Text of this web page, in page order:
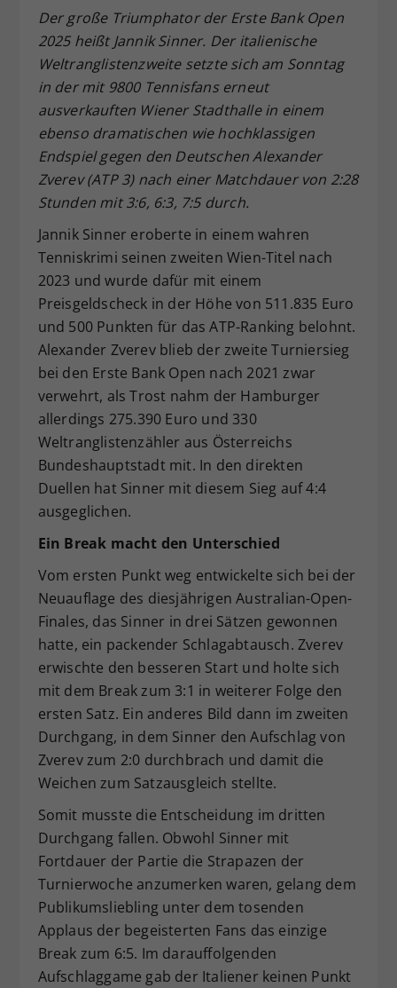
Der große Triumphator der Erste Bank Open
2025 heißt Jannik Sinner. Der italienische
Weltranglistenzweite setzte sich am Sonntag
in der mit 9800 Tennisfans erneut
ausverkauften Wiener Stadthalle in einem
ebenso dramatischen wie hochklassigen
Endspiel gegen den Deutschen Alexander
Zverev (ATP 3) nach einer Matchdauer von 2:28
Stunden mit 3:6, 6:3, 7:5 durch.
Jannik Sinner eroberte in einem wahren
Tenniskrimi seinen zweiten Wien-Titel nach
2023 und wurde dafür mit einem
Preisgeldscheck in der Höhe von 511.835 Euro
und 500 Punkten für das ATP-Ranking belohnt.
Alexander Zverev blieb der zweite Turniersieg
bei den Erste Bank Open nach 2021 zwar
verwehrt, als Trost nahm der Hamburger
allerdings 275.390 Euro und 330
Weltranglistenzähler aus Österreichs
Bundeshauptstadt mit. In den direkten
Duellen hat Sinner mit diesem Sieg auf 4:4
ausgeglichen.
Ein Break macht den Unterschied
Vom ersten Punkt weg entwickelte sich bei der
Neuauflage des diesjährigen Australian-Open-
Finales, das Sinner in drei Sätzen gewonnen
hatte, ein packender Schlagabtausch. Zverev
erwischte den besseren Start und holte sich
mit dem Break zum 3:1 in weiterer Folge den
ersten Satz. Ein anderes Bild dann im zweiten
Durchgang, in dem Sinner den Aufschlag von
Zverev zum 2:0 durchbrach und damit die
Weichen zum Satzausgleich stellte.
Somit musste die Entscheidung im dritten
Durchgang fallen. Obwohl Sinner mit
Fortdauer der Partie die Strapazen der
Turnierwoche anzumerken waren, gelang dem
Publikumsliebling unter dem tosenden
Applaus der begeisterten Fans das einzige
Break zum 6:5. Im darauffolgenden
Aufschlaggame gab der Italiener keinen Punkt
Zweck
Dieser Wert speichert Ihre Consent-
Einstellungen. Unter anderem eine
zufällig generierte ID, für die
historische Speicherung Ihrer
Webseiten-Betreiber dies eingestellt
hat.